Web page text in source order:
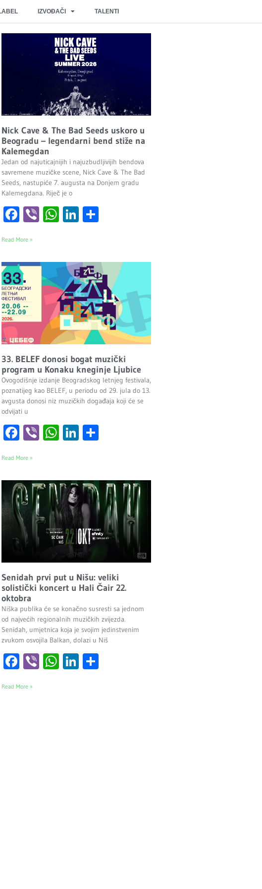
IZVOĐAČI TALENTI
Nick Cave & The Bad Seeds uskoro u
Beogradu – legendarni bend stiže na
Kalemegdan
Jedan od najuticajnijih i najuzbudljivijih bendova
savremene muzičke scene, Nick Cave & The Bad
Seeds, nastupiće 7. augusta na Donjem gradu
Kalemegdana. Riječ je o
Facebook
ViberWhatsApp
LinkedIn
Read More »
33. BELEF donosi bogat muzički
program u Konaku kneginje Ljubice
Ovogodišnje izdanje Beogradskog letnjeg festivala,
poznatijeg kao BELEF, u periodu od 29. jula do 13.
avgusta donosi niz muzičkih događaja koji će se
odvijati u
Facebook
ViberWhatsApp
LinkedIn
Read More »
Senidah prvi put u Nišu: veliki
solistički koncert u Hali Čair 22.
oktobra
Niška publika će se konačno susresti sa jednom
od najvećih regionalnih muzičkih zvijezda.
Senidah, umjetnica koja je svojim jedinstvenim
zvukom osvojila Balkan, dolazi u Niš
Facebook
ViberWhatsApp
LinkedIn
Read More »